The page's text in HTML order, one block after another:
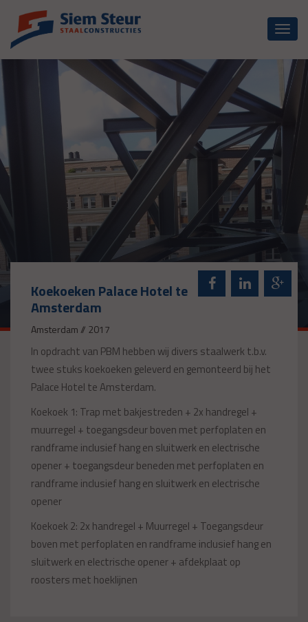
Toggle
Koekoeken Palace Hotel te
Amsterdam
Amsterdam // 2017
In opdracht van PBM hebben wij divers staalwerk t.b.v.
twee stuks koekoeken geleverd en gemonteerd bij het
Palace Hotel te Amsterdam.
Koekoek 1: Trap met bakjestreden + 2x handregel +
muurregel + toegangsdeur boven met perfoplaten en
randframe inclusief hang en sluitwerk en electrische
opener + toegangsdeur beneden met perfoplaten en
randframe inclusief hang en sluitwerk en electrische
opener
Koekoek 2: 2x handregel + Muurregel + Toegangsdeur
boven met perfoplaten en randframe inclusief hang en
sluitwerk en electrische opener + afdekplaat op
roosters met hoeklijnen